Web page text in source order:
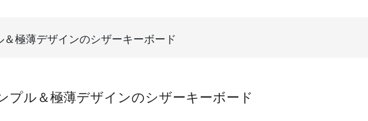
極薄デザインのシザーキーボード
プル＆極薄デザインのシザーキーボード